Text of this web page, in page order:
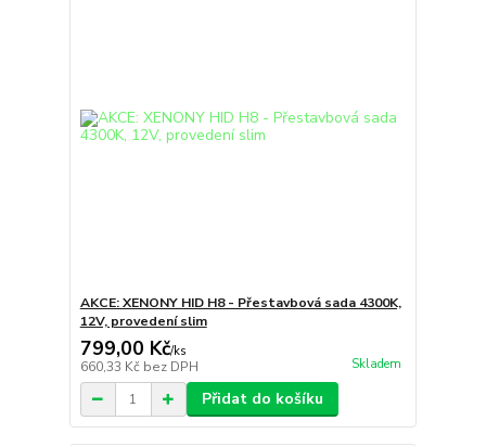
AKCE: XENONY HID H8 - Přestavbová sada 4300K,
12V, provedení slim
799,00 Kč/ks
660,33 Kč bez DPH Skladem
Přidat do košíku